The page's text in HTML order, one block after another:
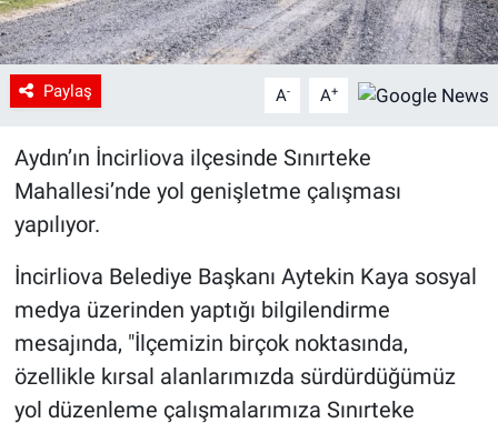
Paylaş A- A+
Aydın’ın İncirliova ilçesinde Sınırteke
Mahallesi’nde yol genişletme çalışması
yapılıyor.
İncirliova Belediye Başkanı Aytekin Kaya sosyal
medya üzerinden yaptığı bilgilendirme
mesajında, "İlçemizin birçok noktasında,
özellikle kırsal alanlarımızda sürdürdüğümüz
yol düzenleme çalışmalarımıza Sınırteke